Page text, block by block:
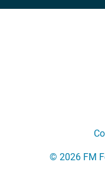
© 2026 FM